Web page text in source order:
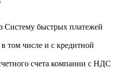
Систему быстрых платежей
том числе и с кредитной
счета компании с НДС